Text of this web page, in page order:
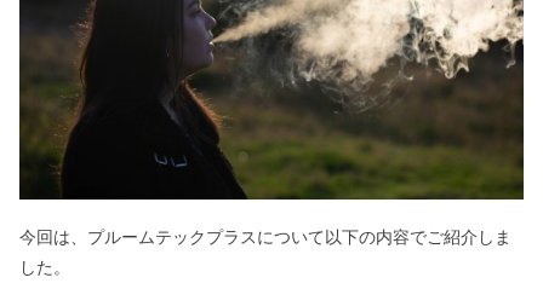
今回は、プルームテックプラスについて以下の内容でご紹介しま
した。